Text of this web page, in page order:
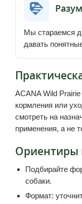
Мы стараемся
давать
ACANA Wild
кормления или
смотреть на
применения, а не
Ориентиры
Подбирайте
собаки.
Формат: